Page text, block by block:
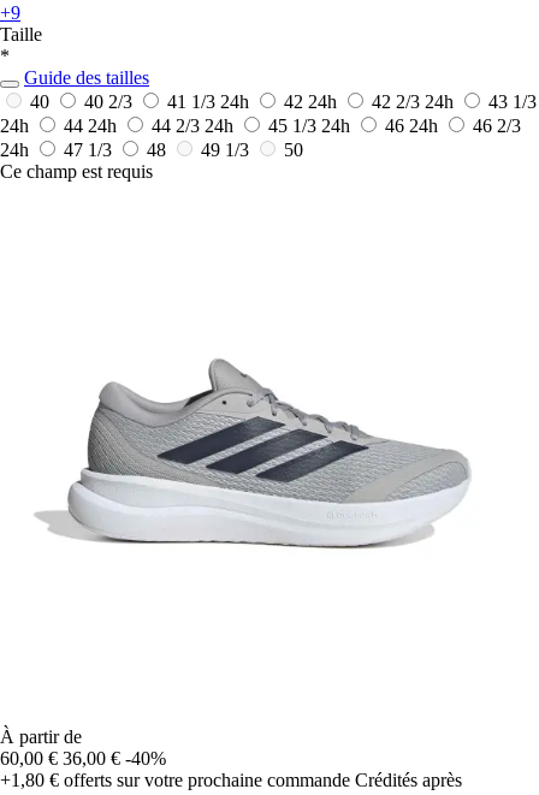
+9
Taille
*
Guide des tailles
40
40 2/3 41 1/3 24h 42 24h 42 2/3 24h
43 1/3
24h
44 24h 44 2/3 24h 45 1/3 24h 46 24h
46 2/3
24h
47 1/3 48 49 1/3
50
Ce champ est requis
À partir de
60,00 € 36,00 € -40%
+1,80 € offerts sur votre prochaine commande Crédités après